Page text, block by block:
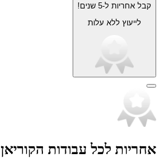
קבל אחריות ל-5 שנים!
לייעוץ ללא עלות
אחריות לכל עבודות הקוריאן